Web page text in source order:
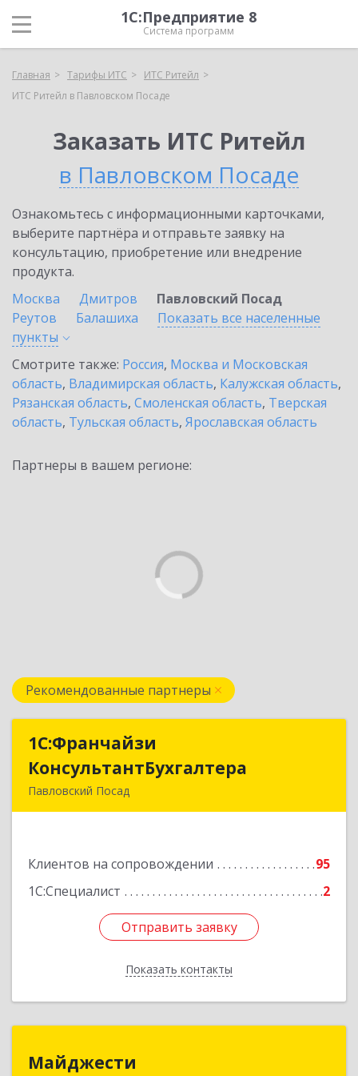
1С:Предприятие 8
Система программ
Главная Тарифы ИТС
ИТС Ритейл
ИТС Ритейл в Павловском Посаде
Заказать ИТС Ритейл
в Павловском Посаде
Ознакомьтесь с информационными карточками,
выберите партнёра и отправьте заявку на
консультацию, приобретение или внедрение
продукта.
Москва
Дмитров
Павловский Посад
Реутов
Балашиха
Показать все населенные
пункты
Смотрите также: Россия, Москва и Московская
область, Владимирская область, Калужская область,
Рязанская область, Смоленская область, Тверская
область, Тульская область, Ярославская область
Партнеры в вашем регионе:
Рекомендованные партнеры
1С:Франчайзи
КонсультантБухгалтера
Павловский Посад
Клиентов на сопровождении
95
1С:Специалист
2
Отправить заявку
Показать контакты
КонсультантБухгалтера
Подробнее
Отправить заявку
Назад
Майджести